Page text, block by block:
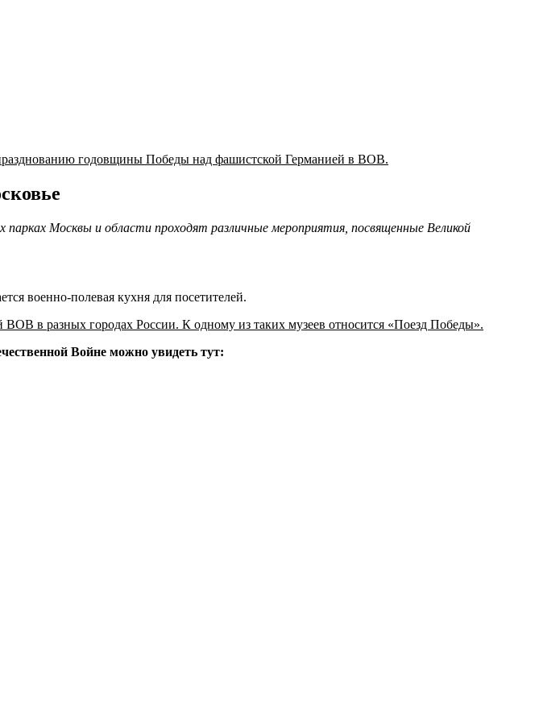
годовщины Победы над фашистской Германией в ВОВ.
Москвы и области проходят различные мероприятия, посвященные Великой
военно-полевая кухня для посетителей.
в разных городах России. К одному из таких музеев относится «Поезд Победы».
Войне можно увидеть тут: